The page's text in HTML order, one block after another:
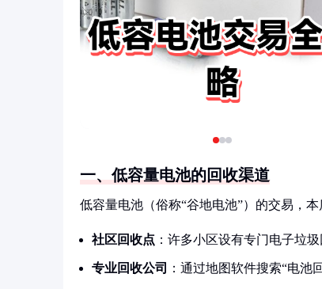
一、低容量电池的回收渠道
低容量电池（俗称“谷地电池”）的交易，
社区回收点 ：许多小区设有专门电子垃
专业回收公司 ：通过地图软件搜索“电池